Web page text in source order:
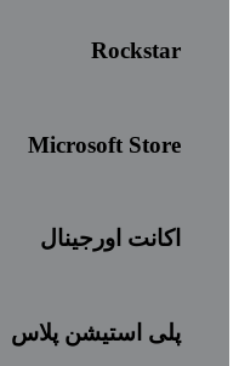
Rockstar
Microsoft Store
اکانت اورجینال
پلی استیشن پلاس